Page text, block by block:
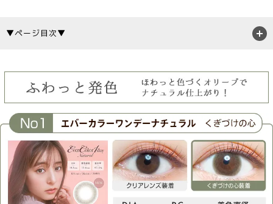
▼ページ目次▼